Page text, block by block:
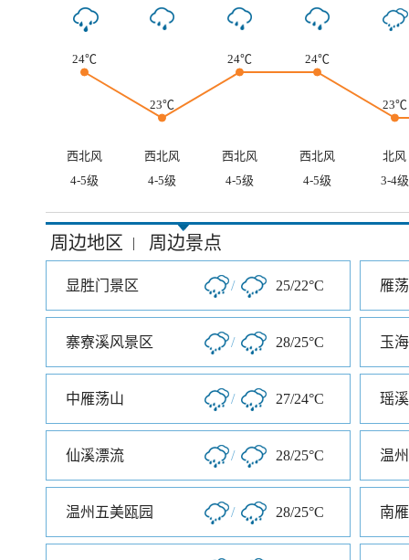
24℃
23℃
24℃ 24℃
23℃
西北风 西北风 西北风 西北风
北风
4-5级
4-5级 4-5级 4-5级 3-4级
周边地区 | 周边景点
显胜门景区 / 25/22°C 雁
寨寮溪风景区 / 28/25°C 玉
中雁荡山 / 27/24°C 瑶
仙溪漂流 / 28/25°C 温
温州五美瓯园 / 28/25°C